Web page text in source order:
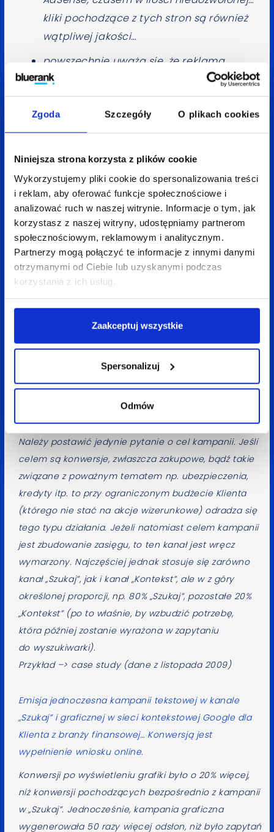
Zgoda Szczegóły O plikach cookies
Niniejsza strona korzysta z plików cookie
Wykorzystujemy pliki cookie do spersonalizowania treści
i reklam, aby oferować funkcje społecznościowe i
analizować ruch w naszej witrynie. Informacje o tym, jak
korzystasz z naszej witryny, udostępniamy partnerom
społecznościowym, reklamowym i analitycznym.
Partnerzy mogą połączyć te informacje z innymi danymi
otrzymanymi od Ciebie lub uzyskanymi podczas
korzystania z ich usług.
Zaakceptuj wszystkie
Spersonalizuj
Odmów
kliki pochodzące z tych stron są również
wątpliwej jakości…
powszechnie uważa się, że reklama
w sieci kontekstowej nie przekłada się
bezpośrednio na konwersje (zwłaszcza
zakupowe, bo te związane z rozrywka,
np. rejestracja w konkursie online,
wypadają akurat niezwykle dobrze)…
wizerunkowo i informacyjnie, stąd
wprowadzenie w AdWords tzw. konwersji
po wyświetleniu dla reklam graficznych
(system bada konwersje od użytkowników,
którzy widząc reklamę graficzną w sieci
w nią nie kliknęli, ale dokonali konwersji
w ciągu 30 dni wchodząc bezpośrednio,
bądź klikając w link).
kontekstowych? Kto powinien z nich korzystać,
a komu należałoby je odradzić?
Korzystać z reklamy kontekstowej może każdy…
Należy postawić jedynie pytanie o cel kampanii. Jeśli
celem są konwersje, zwłaszcza zakupowe, bądź takie
związane z poważnym tematem np. ubezpieczenia,
kredyty itp. to przy ograniczonym budżecie Klienta
(którego nie stać na akcje wizerunkowe) odradza się
tego typu działania. Jeżeli natomiast celem kampanii
jest zbudowanie zasięgu, to ten kanał jest wręcz
wymarzony. Najczęściej jednak stosuje się zarówno
kanał „Szukaj”, jak i kanał „Kontekst”, ale w z góry
określonej proporcji, np. 80% „Szukaj”, pozostałe 20%
„Kontekst” (po to właśnie, by wzbudzić potrzebę,
która później zostanie wyrażona w zapytaniu
do wyszukiwarki).
Przykład –> case study (dane z listopada 2009)
Emisja jednoczesna kampanii tekstowej w kanale
„Szukaj” i graficznej w sieci kontekstowej Google dla
Klienta z branży finansowej… Konwersją jest
wypełnienie wniosku online.
Konwersji po wyświetleniu grafiki było o 20% więcej,
niż konwersji pochodzących bezpośrednio z kampanii
w „Szukaj”. Jednocześnie, kampania graficzna
wygenerowała 50 razy więcej odsłon, niż było zapytań